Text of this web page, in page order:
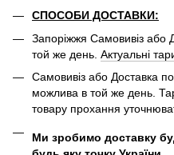
СПОСОБИ ДОСТАВКИ:
Запоріжжя Самовивіз або
той же день. Актуальні
Самовивіз або Доставка
можлива в той же день.
товару прохання
Ми зробимо доставку